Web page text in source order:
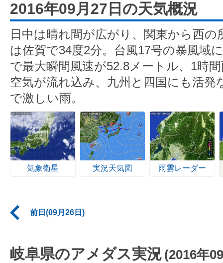
2016年09月27日の天気概況
日中は晴れ間が広がり、関東から西の
は佐賀で34度2分。台風17号の暴風域
で最大瞬間風速が52.8メートル、1時
空気が流れ込み、九州と四国にも活発
で激しい雨。
気象衛星 実況天気図 雨雲レーダー
前日(09月26日)
岐阜県のアメダス実況 (2016年